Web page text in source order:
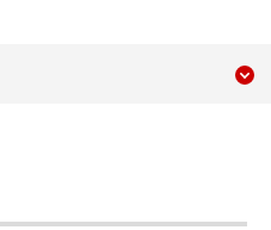
アクセサリー EXTENDER